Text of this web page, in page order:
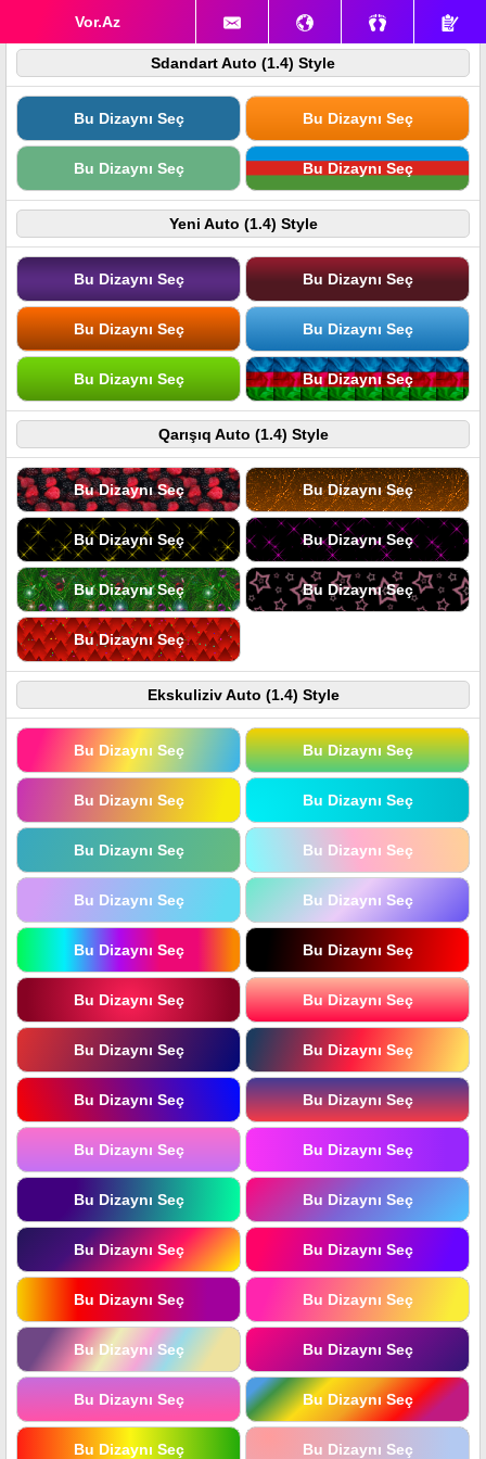
Vor.Az
Sdandart Auto (1.4) Style
Bu Dizaynı Seç Bu Dizaynı Seç
Bu Dizaynı Seç Bu Dizaynı Seç
Yeni Auto (1.4) Style
Bu Dizaynı Seç Bu Dizaynı Seç
Bu Dizaynı Seç Bu Dizaynı Seç
Bu Dizaynı Seç Bu Dizaynı Seç
Qarışıq Auto (1.4) Style
Bu Dizaynı Seç Bu Dizaynı Seç
Bu Dizaynı Seç Bu Dizaynı Seç
Bu Dizaynı Seç Bu Dizaynı Seç
Bu Dizaynı Seç
Ekskuliziv Auto (1.4) Style
Bu Dizaynı Seç Bu Dizaynı Seç
Bu Dizaynı Seç Bu Dizaynı Seç
Bu Dizaynı Seç Bu Dizaynı Seç
Bu Dizaynı Seç Bu Dizaynı Seç
Bu Dizaynı Seç Bu Dizaynı Seç
Bu Dizaynı Seç Bu Dizaynı Seç
Bu Dizaynı Seç Bu Dizaynı Seç
Bu Dizaynı Seç Bu Dizaynı Seç
Bu Dizaynı Seç Bu Dizaynı Seç
Bu Dizaynı Seç Bu Dizaynı Seç
Bu Dizaynı Seç Bu Dizaynı Seç
Bu Dizaynı Seç Bu Dizaynı Seç
Bu Dizaynı Seç Bu Dizaynı Seç
Bu Dizaynı Seç Bu Dizaynı Seç
Bu Dizaynı Seç Bu Dizaynı Seç